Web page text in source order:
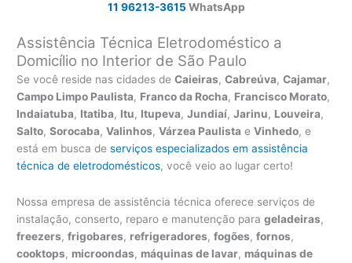
11 96213-3615 WhatsApp
Assistência Técnica Eletrodoméstico a
Domicílio no Interior de São Paulo
Se você reside nas cidades deCaieiras,Cabreúva,Cajamar,
Campo Limpo Paulista, Franco da Rocha, Francisco Morato,
Indaiatuba, Itatiba, Itu, Itupeva,Jundiaí,Jarinu, Louveira,
Salto,Sorocaba,Valinhos,Várzea Paulista eVinhedo, e
está em busca deserviços especializados em assistência
técnica de eletrodomésticos, você veio ao lugar certo!
Nossa empresa de assistência técnica oferece serviços de
instalação, conserto, reparo e manutenção parageladeiras,
freezers,frigobares, refrigeradores,fogões,fornos,
cooktops, microondas, máquinas de lavar, máquinas de